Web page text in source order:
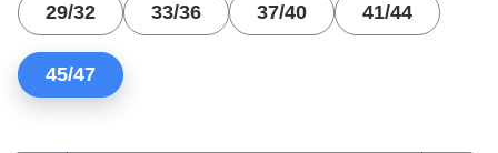
29/32 33/36 37/40 41/44
45/47